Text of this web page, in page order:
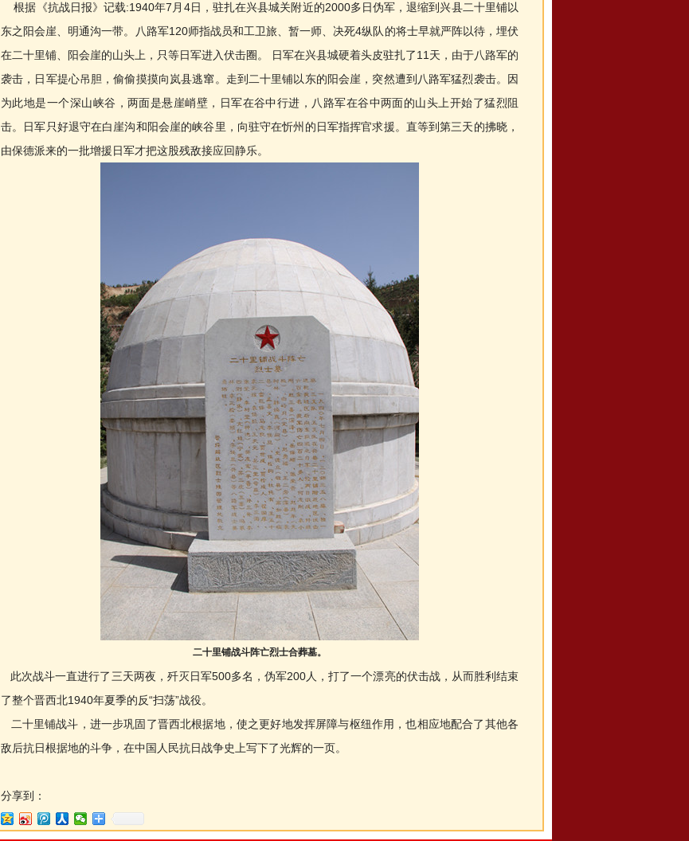
根据《抗战日报》记载:1940年7月4日，驻扎在兴县城关附近的2000多日伪军，退缩到兴县二十里铺以
东之阳会崖、明通沟一带。八路军120师指战员和工卫旅、暂一师、决死4纵队的将士早就严阵以待，埋伏
在二十里铺、阳会崖的山头上，只等日军进入伏击圈。 日军在兴县城硬着头皮驻扎了11天，由于八路军的
袭击，日军提心吊胆，偷偷摸摸向岚县逃窜。走到二十里铺以东的阳会崖，突然遭到八路军猛烈袭击。因
为此地是一个深山峡谷，两面是悬崖峭壁，日军在谷中行进，八路军在谷中两面的山头上开始了猛烈阻
击。日军只好退守在白崖沟和阳会崖的峡谷里，向驻守在忻州的日军指挥官求援。直等到第三天的拂晓，
由保德派来的一批增援日军才把这股残敌接应回静乐。
二十里铺战斗阵亡烈士合葬墓。
此次战斗一直进行了三天两夜，歼灭日军500多名，伪军200人，打了一个漂亮的伏击战，从而胜利结束
了整个晋西北1940年夏季的反“扫荡”战役。
二十里铺战斗，进一步巩固了晋西北根据地，使之更好地发挥屏障与枢纽作用，也相应地配合了其他各
敌后抗日根据地的斗争，在中国人民抗日战争史上写下了光辉的一页。
分享到：